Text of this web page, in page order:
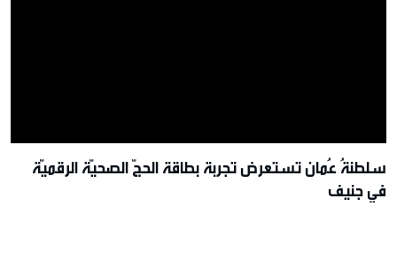
سلطنةُ عُمان تستعرض تجربة بطاقة الحجّ الصحيّة الرقميّة
في جنيف